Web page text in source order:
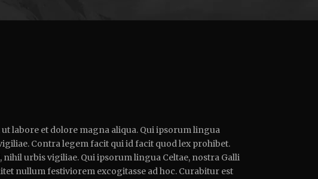
labore et dolore magna aliqua. Qui ipsorum lingua
Contra legem facit qui id facit quod lex prohibet.
urbis vigiliae. Qui ipsorum lingua Celtae, nostra Galli
nullum festiviorem excogitasse ad hoc. Curabitur est